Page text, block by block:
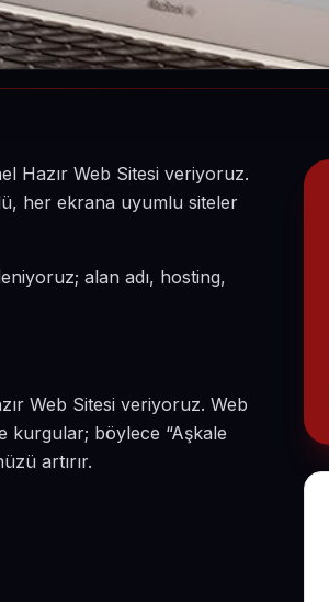
Hazır Web Sitesi veriyoruz.
her ekrana uyumlu siteler
alan adı, hosting,
Web Sitesi veriyoruz. Web
kurgular; böylece “Aşkale
artırır.